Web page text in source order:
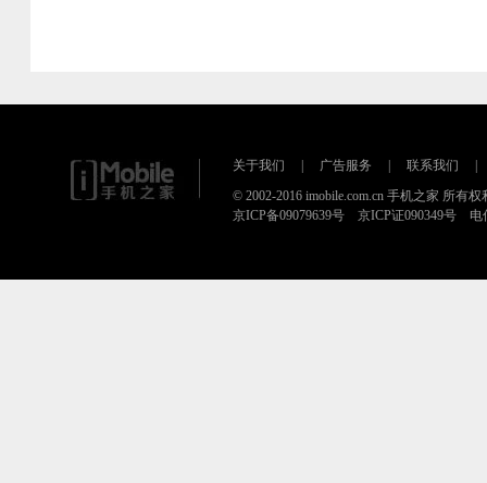
关于我们 广告服务 联系我们
© 2002-2016 imobile.com.cn 手机之家 所有权
京ICP备09079639号 京ICP证090349号 电